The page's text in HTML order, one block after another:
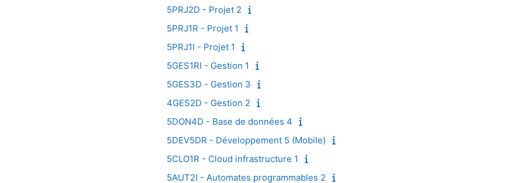
5PRJ2D - Projet 2
5PRJ1R - Projet 1
5PRJ1I - Projet 1
5GES1RI - Gestion 1
5GES3D - Gestion 3
4GES2D - Gestion 2
5DON4D - Base de données 4
5DEV5DR - Développement 5 (Mobile)
5CLO1R - Cloud infrastructure 1
5AUT2I - Automates programmables 2